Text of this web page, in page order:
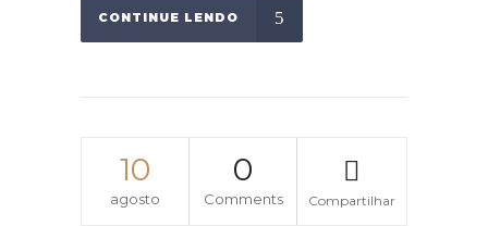
CONTINUE LENDO
10
agosto
0
Comments Compartilhar